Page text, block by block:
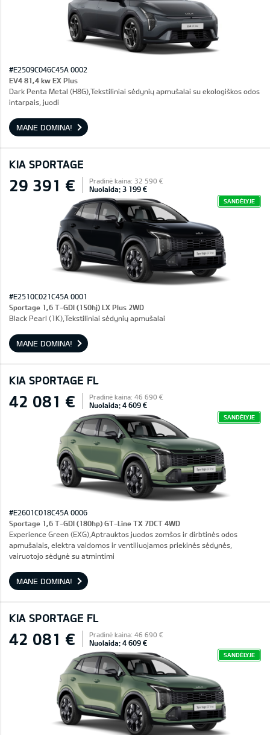
#E2509C046C45A 0002
EV4 81,4 kw EX Plus
Dark Penta Metal (H8G),Tekstiliniai sėdynių apmušalai su ekologiškos odos
intarpais, juodi
MANE DOMINA!
KIA SPORTAGE
29 391 € Pradinė kaina: 32 590 €
Nuolaida: 3 199 €
SANDĖLYJE
#E2510C021C45A 0001
Sportage 1,6 T-GDI (150hj) LX Plus 2WD
Black Pearl (1K),Tekstiliniai sėdynių apmušalai
MANE DOMINA!
KIA SPORTAGE FL
42 081 € Pradinė kaina: 46 690 €
Nuolaida: 4 609 €
SANDĖLYJE
#E2601C018C45A 0006
Sportage 1,6 T-GDI (180hp) GT-Line TX 7DCT 4WD
Experience Green (EXG),Aptrauktos juodos zomšos ir dirbtinės odos
apmušalais, elektra valdomos ir ventiliuojamos priekinės sėdynės,
vairuotojo sėdynė su atmintimi
MANE DOMINA!
KIA SPORTAGE FL
42 081 € Pradinė kaina: 46 690 €
Nuolaida: 4 609 €
SANDĖLYJE